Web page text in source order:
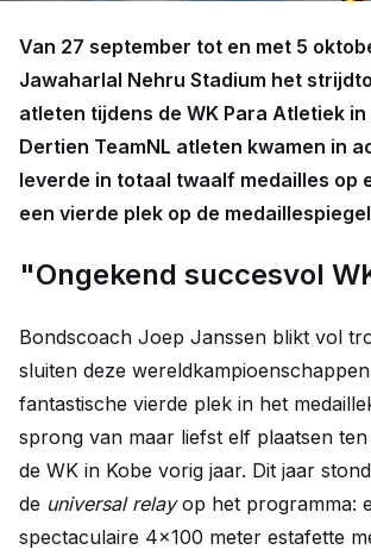
Van 27 september tot en met 5
Jawaharlal Nehru Stadium het
atleten tijdens de WK Para Atletiek in
Dertien TeamNL atleten kwamen in
leverde in totaal twaalf medailles op
een vierde plek op de
"Ongekend succesvol
Bondscoach Joep Janssen blikt vol
sluiten deze
fantastische vierde plek in het
sprong van maar liefst elf plaatsen
de WK in Kobe vorig jaar. Dit jaar
de universal relayop het programma:
spectaculaire 4x100 meter estafette